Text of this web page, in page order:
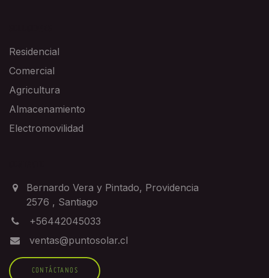
Residencial
Comercial
Agricultura
Almacenamiento
Electromovilidad
Bernardo Vera y Pintado, Providencia
2576 , Santiago
+56442045033
ventas@puntosolar.cl
CONTÁCTANOS